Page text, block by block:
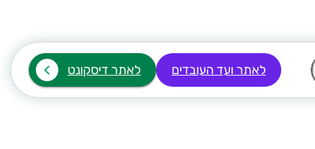
לאתר ועד העובדים לאתר דיסקונט